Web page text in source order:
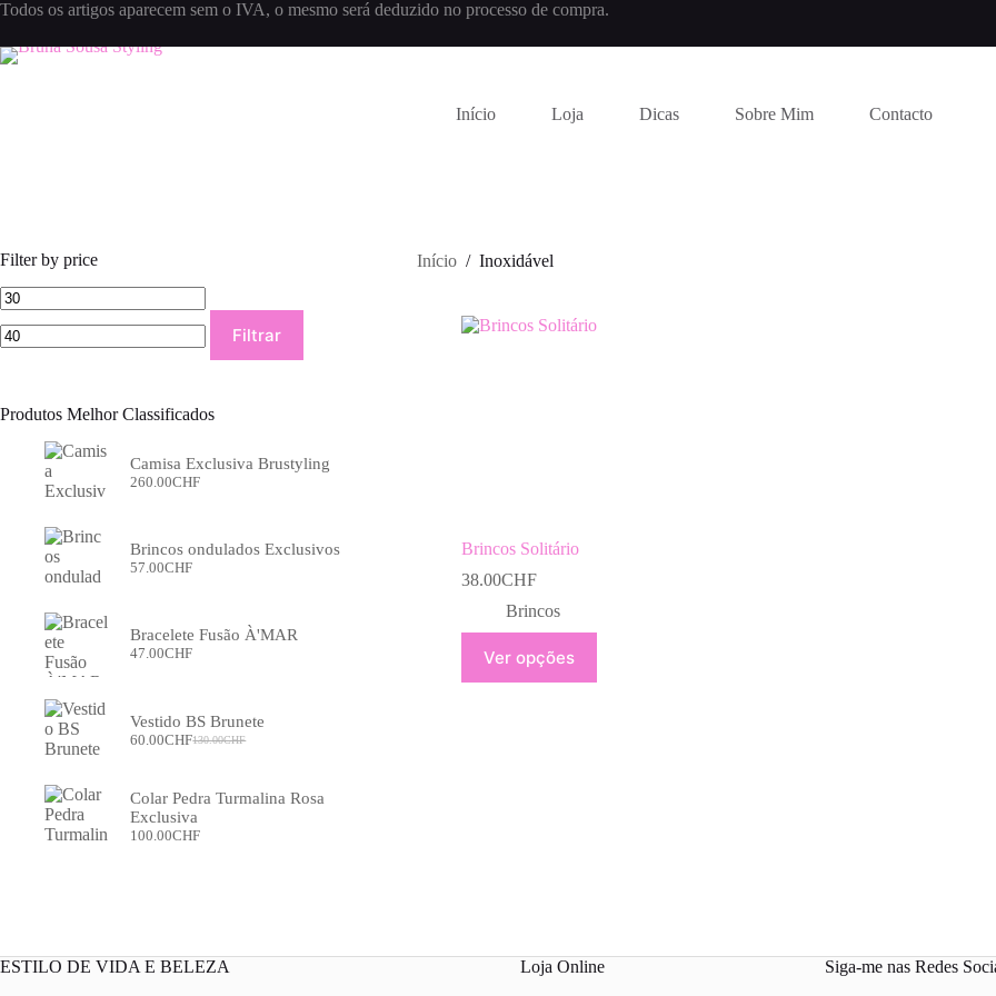
Pular
o
conteúdo
Todos os artigos aparecem sem o IVA, o mesmo será deduzido no processo de compra.
Início Loja Dicas Sobre Mim Contacto
Início / Inoxidável
Brincos Solitário
38.00CHF
Brincos
Ver opções
product
has
Filter by price
Preço
mínimo
máximo
Filtrar
Produtos Melhor Classificados
Camisa Exclusiva Brustyling
260.00CHF
Brincos ondulados Exclusivos
57.00CHF
Bracelete Fusão À'MAR
47.00CHF
Vestido BS Brunete
130.00CHF
O
era:
130.00CHF.
60.00CHFO
é:
60.00CHF.
Colar Pedra Turmalina Rosa
Exclusiva
100.00CHF
ESTILO DE VIDA E BELEZA Loja Online Siga-me nas Redes